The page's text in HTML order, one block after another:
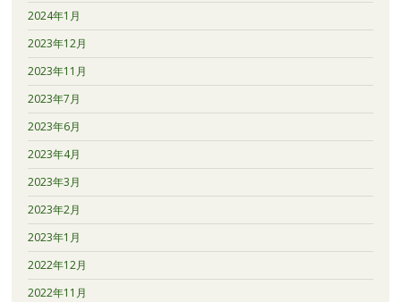
2024年1月
2023年12月
2023年11月
2023年7月
2023年6月
2023年4月
2023年3月
2023年2月
2023年1月
2022年12月
2022年11月